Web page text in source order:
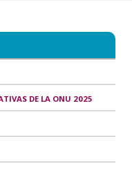
DE LA ONU 2025